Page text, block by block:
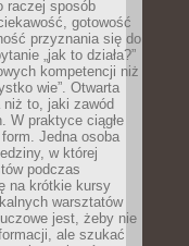
raczej sposób
gotowość
przyznania się do
„jak to działa?”
kompetencji niż
wie”. Otwarta
to, jaki zawód
W praktyce ciągłe
Jedna osoba
w której
podczas
na krótkie kursy
warsztatów
jest, żeby nie
ale szukać